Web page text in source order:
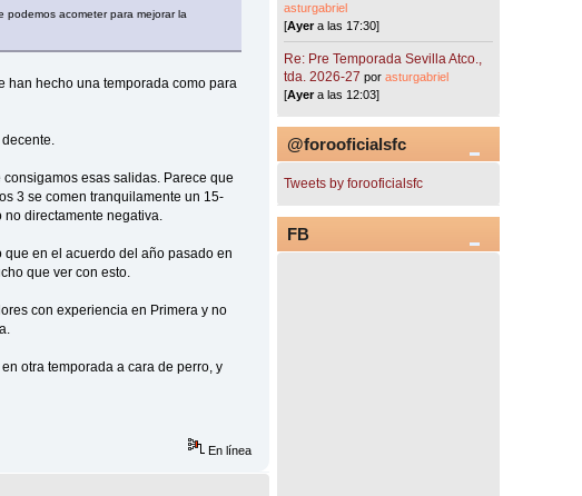
podemos acometer para mejorar la
han hecho una temporada como para
esas salidas. Parece que
3 se comen tranquilamente un 15-
directamente negativa.
en el acuerdo del año pasado en
que ver con esto.
con experiencia en Primera y no
otra temporada a cara de perro, y
En línea
asturgabriel
[Ayera las 17:30]
Re: Pre Temporada Sevilla Atco.,
tda. 2026-27 porasturgabriel
[Ayera las 12:03]
@forooficialsfc
Tweets by forooficialsfc
FB